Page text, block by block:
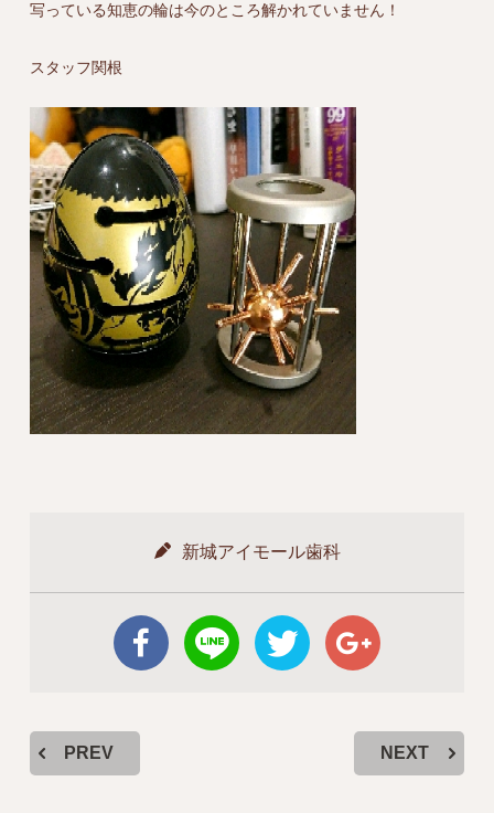
写っている知恵の輪は今のところ解かれていません！
スタッフ関根
新城アイモール歯科
PREV NEXT